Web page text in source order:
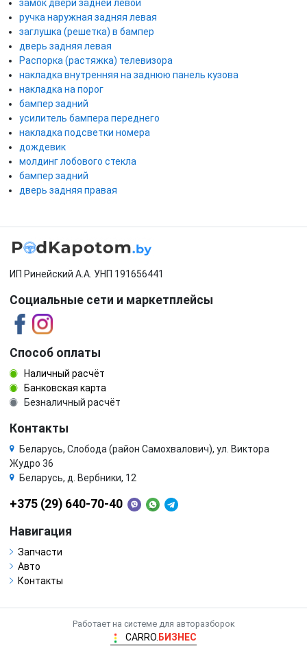
замок двери задней левой
ручка наружная задняя левая
заглушка (решетка) в бампер
дверь задняя левая
Распорка (растяжка) телевизора
накладка внутренняя на заднюю панель кузова
накладка на порог
бампер задний
усилитель бампера переднего
накладка подсветки номера
дождевик
молдинг лобового стекла
бампер задний
дверь задняя правая
ИП Ринейский А.А. УНП 191656441
Социальные сети и маркетплейсы
Способ оплаты
Наличный расчёт
Банковская карта
Безналичный расчёт
Контакты
Беларусь, Слобода (район Самохвалович), ул. Виктора
Жудро 36
Беларусь, д. Вербники, 12
+375 (29) 640-70-40
Навигация
Запчасти
Авто
Контакты
Работает на системе для авторазборок
CARRO. БИЗНЕС